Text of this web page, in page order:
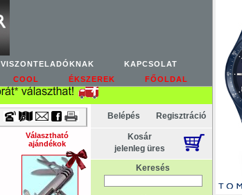
VISZONTELADÓKNAK
KAPCSOLAT
COOL ÉKSZEREK FŐOLDAL
Választható
ajándékok
Belépés Regisztráció
Kosár
jelenleg üres
Keresés